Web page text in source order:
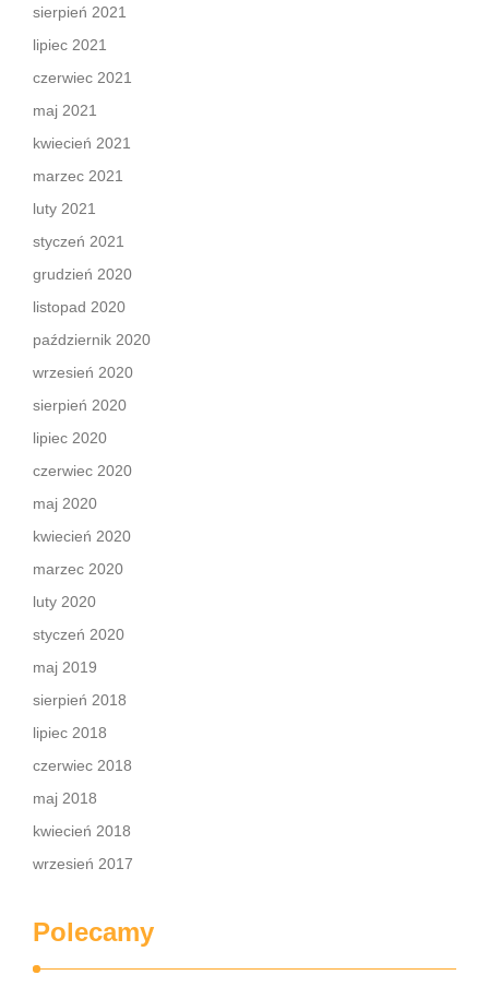
sierpień 2021
lipiec 2021
czerwiec 2021
maj 2021
kwiecień 2021
marzec 2021
luty 2021
styczeń 2021
grudzień 2020
listopad 2020
październik 2020
wrzesień 2020
sierpień 2020
lipiec 2020
czerwiec 2020
maj 2020
kwiecień 2020
marzec 2020
luty 2020
styczeń 2020
maj 2019
sierpień 2018
lipiec 2018
czerwiec 2018
maj 2018
kwiecień 2018
wrzesień 2017
Polecamy